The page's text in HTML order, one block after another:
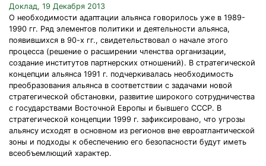
Доклад, 19 Декабря 2013
О необходимости адаптации альянса говорилось уже в 1989-
1990 гг. Ряд элементов политики и деятельности альянса,
появившихся в 90-х гг., свидетельствовал о начале этого
процесса (решение о расширении членства организации,
создание институтов партнерских отношений). В стратегической
концепции альянса 1991 г. подчеркивалась необходимость
преобразования альянса в соответствии с задачами новой
стратегической обстановки, развитие широкого сотрудничества
с государствами Восточной Европы и бывшего СССР. В
стратегической концепции 1999 г. зафиксировано, что угрозы
альянсу исходят в основном из регионов вне евроатлантической
зоны и подходы к обеспечению его безопасности будут иметь
всеобъемлющий характер.